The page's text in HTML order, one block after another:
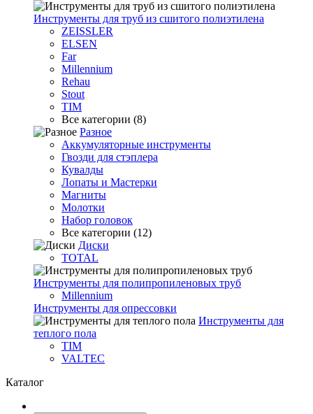
Инструменты для труб из сшитого полиэтилена
ZEISSLER
ELSEN
Far
Millennium
Rehau
Stout
TIM
Все категории (8)
Разное
Аккумуляторные инструменты
Гвозди для стэплера
Кувалды
Лопаты и Мастерки
Магниты
Молотки
Набор головок
Все категории (12)
Диски
TOTAL
Инструменты для полипропиленовых труб
Millennium
Инструменты для опрессовки
Инструменты для
теплого пола
TIM
VALTEC
Каталог